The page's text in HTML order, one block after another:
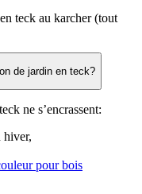
teck au karcher (tout
de jardin en teck?
ne s’encrassent:
hiver,
pour bois